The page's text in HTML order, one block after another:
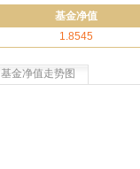
基金净值
1.8545
基金净值走势图